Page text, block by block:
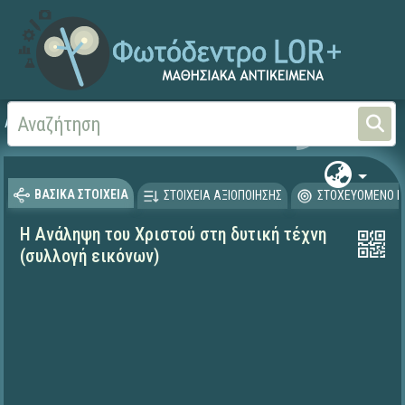
Αρχική Καινή
ΒΑΣΙΚΑ ΣΤΟΙΧΕΙΑ ΣΤΟΙΧΕΙΑ ΑΞΙΟΠΟΙΗΣΗΣ ΣΤΟΧΕΥΟΜΕΝΟ
Η Ανάληψη του Χριστού στη δυτική τέχνη
(συλλογή εικόνων)